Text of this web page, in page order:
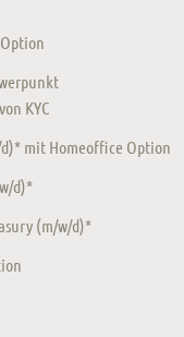
KYC
mit Homeoffice Option
d)*
(m/w/d)*